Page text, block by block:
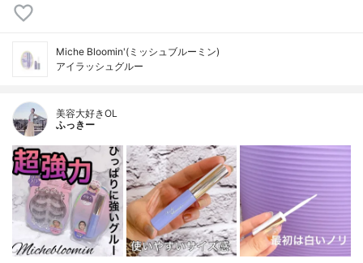
Miche Bloomin'(ミッシュブルーミン)
アイラッシュグルー
美容大好きOL
ふっきー